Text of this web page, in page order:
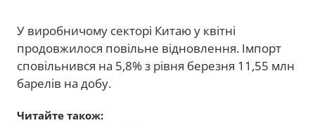
У виробничому секторі Китаю у квітні
продовжилося повільне відновлення. Імпорт
сповільнився на 5,8% з рівня березня 11,55 млн
барелів на добу.
Читайте також: